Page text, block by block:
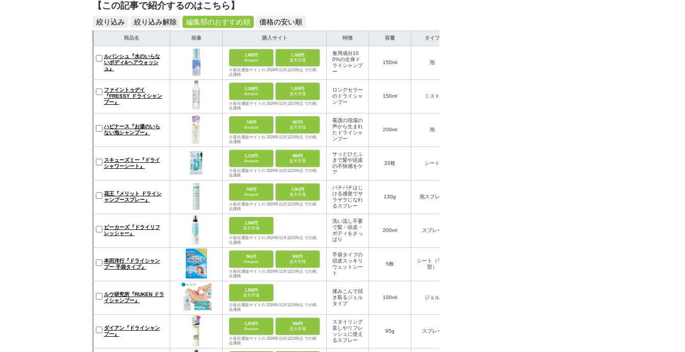
【この記事で紹介するのはこちら】
絞り込み 絞り込み解除 編集部のおすすめ順 価格の安い順
商品名 画像 購入サイト 特徴 容量 タイプ
ルバンシュ『水のいらな
いボディ&ヘアウォッシ
ュ』
1,480円
Amazon
1,760円
楽天市場
※各社通販サイトの 2024年11月12日時点 での税
込価格
食用成分10
0%の全身ド
ライシャンプ
ー
150ml 泡
ファイントゥデイ
『FRESSY ドライシャン
プー』
1,100円
Amazon
1,205円
楽天市場
※各社通販サイトの 2024年11月12日時点 での税
込価格
ロングセラー
のドライシャ
ンプー
150ml ミスト
ハビナース『お湯のいら
ない泡シャンプー』
745円
Amazon
867円
楽天市場
※各社通販サイトの 2024年11月12日時点 での税
込価格
看護の現場の
声から生まれ
たドライシャ
ンプー
200ml 泡
スキューズミー『ドライ
シャワーシート』
1,110円
Amazon
660円
楽天市場
※各社通販サイトの 2024年11月12日時点 での税
込価格
サッとひとふ
きで髪や頭皮
の不快感をケ
ア
20枚 シート
花王『メリット ドライシ
ャンプースプレー』
755円
Amazon
1,061円
楽天市場
※各社通販サイトの 2024年11月12日時点 での税
込価格
パチパチはじ
ける感覚でサ
ラサラになれ
るスプレー
130g 泡スプレー
ビーカーズ『ドライリフ
レッシャー』
1,500円
楽天市場
※各社通販サイトの 2024年11月12日時点 での税
込価格
洗い流し不要
で髪・頭皮・
ボディをさっ
ぱり
200ml スプレー
本田洋行『ドライシャン
プー 手袋タイプ』
361円
Amazon
500円
楽天市場
※各社通販サイトの 2024年11月12日時点 での税
込価格
手袋タイプの
頭皮スッキリ
ウェットシー
ト
5枚
シート（手袋
型）
ルウ研究所『RUKEN ドラ
イシャンプー』
1,250円
楽天市場
※各社通販サイトの 2024年11月12日時点 での税
込価格
揉みこんで拭
き取るジェル
タイプ
100ml ジェル
ダイアン『ドライシャン
プー』
1,319円
Amazon
990円
楽天市場
※各社通販サイトの 2024年11月12日時点 での税
込価格
スタイリング
直しやリフレ
ッシュに使え
るスプレー
95g スプレー